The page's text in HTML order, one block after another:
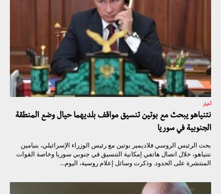
أخبار
نتنياهو يبحث مع بوتين تنسيق مواقف بلديهما حيال وضع المنطقة
الجنوبية في سوريا
بحث الرئيس الروسي فلاديمير بوتين مع رئيس الوزراء الإسرائيلي، بنيامين
نتنياهو، خلال اتصال هاتفي إمكانية التنسيق في جنوبي سوريا وخاصة القوات
المنتشرة على الحدود. وذكرت وسائل إعلام روسية، اليوم...